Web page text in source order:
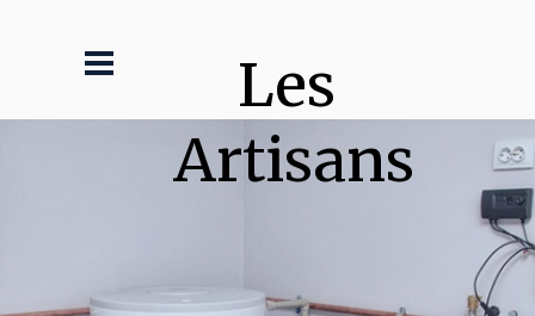
Les
Artisans